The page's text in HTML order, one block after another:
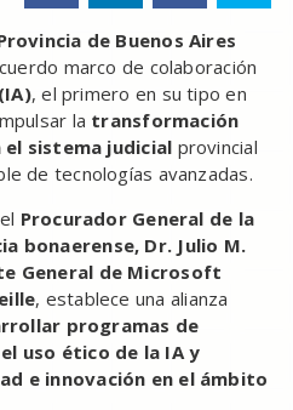
de Buenos Aires
marco de colaboración
, el primero en su tipo en
la transformación
el sistema judicial provincial
de tecnologías avanzadas.
Procurador General de la
bonaerense, Dr. Julio M.
General de Microsoft
, establece una alianza
programas de
uso ético de la IA y
e innovación en el ámbito